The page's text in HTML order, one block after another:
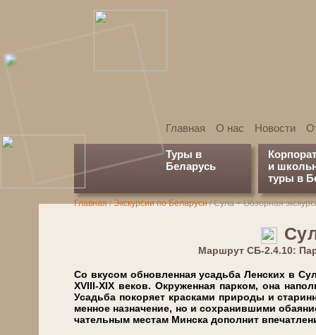
Главная О нас Новости
Туры в
Беларусь
и
туры в
Главная/Экскурсии по Беларуси/Сула + Обзорная
Марш­рут СБ-2.4.10:
Со вку­сом об­нов­лен­ная усадь­ба Лен­ских в
ХVIII-ХIX ве­ков. Окру­жен­ная пар­ком, она
Усадьба по­ко­ря­ет крас­ка­ми при­ро­ды и
мен­ное на­зна­че­ние, но и со­хра­нив­ши­ми
ча­тель­ным ме­стам Мин­ска дополнит